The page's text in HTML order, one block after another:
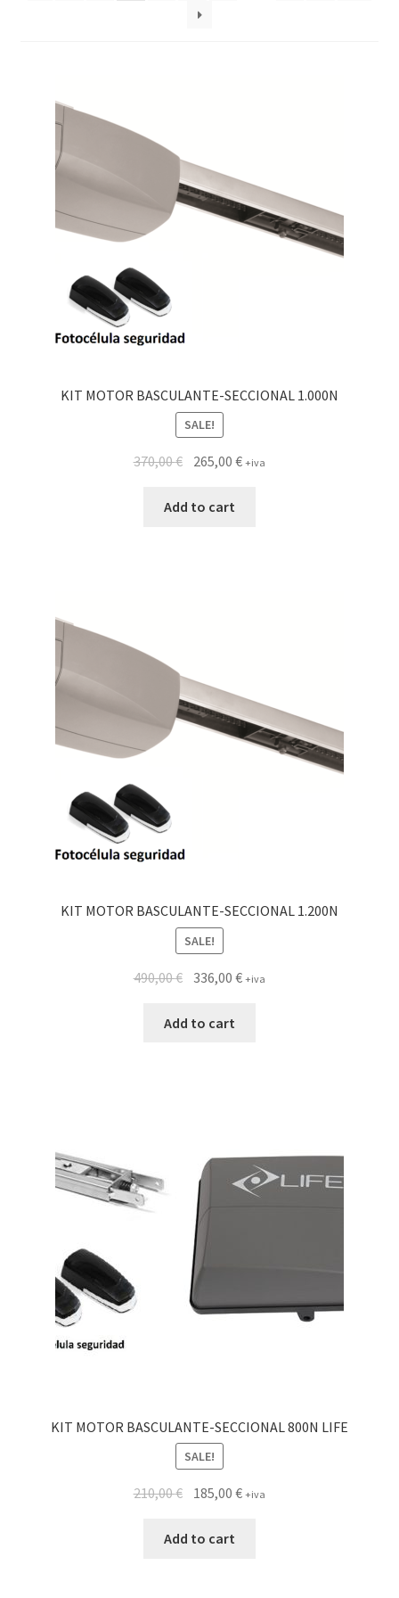
KIT MOTOR BASCULANTE-SECCIONAL 1.000N
SALE!
370,00€ 265,00€ +iva
Add to cart
KIT MOTOR BASCULANTE-SECCIONAL 1.200N
SALE!
490,00€ 336,00€ +iva
Add to cart
KIT MOTOR BASCULANTE-SECCIONAL 800N LIFE
SALE!
210,00€ 185,00€ +iva
Add to cart